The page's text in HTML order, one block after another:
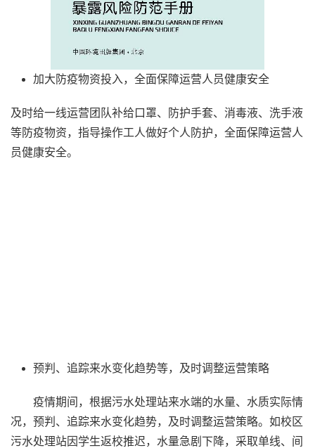
加大防疫物资投入，全面保障运营人员健康安全
及时给一线运营团队补给口罩、防护手套、消毒液、洗手液
等防疫物资，指导操作工人做好个人防护，全面保障运营人
员健康安全。
预判、追踪来水变化趋势等，及时调整运营策略
疫情期间，根据污水处理站来水端的水量、水质实际情
况，预判、追踪来水变化趋势，及时调整运营策略。如校区
污水处理站因学生返校推迟，水量急剧下降，采取单线、间